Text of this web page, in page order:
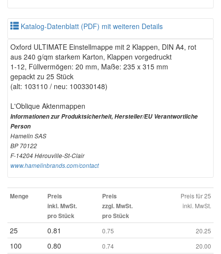
Katalog-Datenblatt (PDF) mit weiteren Details
Oxford ULTIMATE Einstellmappe mit 2 Klappen, DIN A4, rot
aus 240 g/qm starkem Karton, Klappen vorgedruckt
1-12, Füllvermögen: 20 mm, Maße: 235 x 315 mm
gepackt zu 25 Stück
(alt: 103110 / neu: 100330148)
L'Oblique Aktenmappen
Informationen zur Produktsicherheit, Hersteller/EU Verantwortliche
Person
Hamelin SAS
BP 70122
F-14204 Hérouville-St-Clair
www.hamelinbrands.com/contact
Menge
Preis
inkl. MwSt.
pro Stück
Preis
zzgl. MwSt.
pro Stück
Preis für 25
inkl. MwSt.
25 0.81 0.75 20.25
100 0.80 0.74 20.00